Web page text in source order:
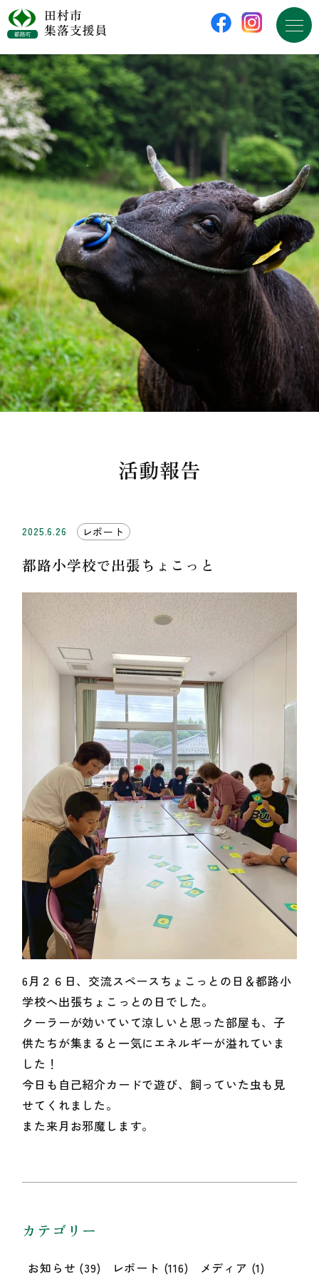
活動報告
2025.6.26 レポート
都路小学校で出張ちょこっと
6月２６日、交流スペースちょこっとの日＆都路小
学校へ出張ちょこっとの日でした。
クーラーが効いていて涼しいと思った部屋も、子
供たちが集まると一気にエネルギーが溢れていま
した！
今日も自己紹介カードで遊び、飼っていた虫も見
せてくれました。
また来月お邪魔します。
カテゴリー
お知らせ (39) レポート (116) メディア (1)